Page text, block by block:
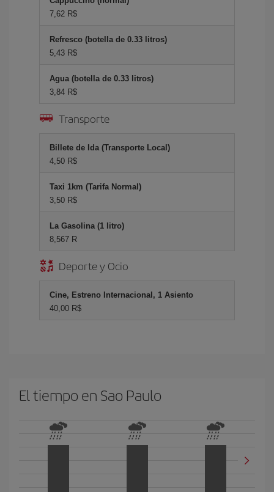
7,62 R$
Refresco (botella de 0.33 litros)
5,43 R$
Agua (botella de 0.33 litros)
3,84 R$
Transporte
Billete de Ida (Transporte Local)
4,50 R$
Taxi 1km (Tarifa Normal)
3,50 R$
La Gasolina (1 litro)
8,567 R
Deporte y Ocio
Cine, Estreno Internacional, 1 Asiento
40,00 R$
El tiempo en Sao Paulo